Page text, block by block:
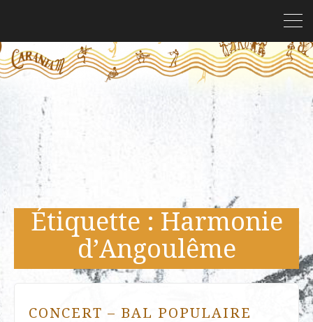
Étiquette : Harmonie
d’Angoulême
CONCERT – BAL POPULAIRE